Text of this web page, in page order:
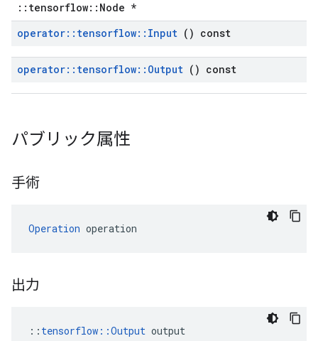
::tensorflow::Node *
operator:: tensorflow:: Input () const
operator:: tensorflow:: Output () const
パブリック属性
手術
Operation operation
出力
:: tensorflow::Output output